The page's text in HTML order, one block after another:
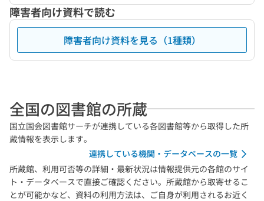
障害者向け資料で読む
障害者向け資料を見る（1種類）
全国の図書館の所蔵
国立国会図書館サーチが連携している各図書館等から取得した所
蔵情報を表示します。
連携している機関・データベースの一覧
所蔵館、利用可否等の詳細・最新状況は情報提供元の各館のサイ
ト・データベースで直接ご確認ください。所蔵館から取寄せるこ
とが可能かなど、資料の利用方法は、ご自身が利用されるお近く